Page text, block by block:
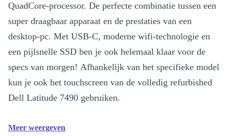
QuadCore-processor. De perfecte combinatie tussen een
super draagbaar apparaat en de prestaties van een
desktop-pc. Met USB-C, moderne wifi-technologie en
een pijlsnelle SSD ben je ook helemaal klaar voor de
specs van morgen! Afhankelijk van het specifieke model
kun je ook het touchscreen van de volledig refurbished
Dell Latitude 7490 gebruiken.
Meer weergeven